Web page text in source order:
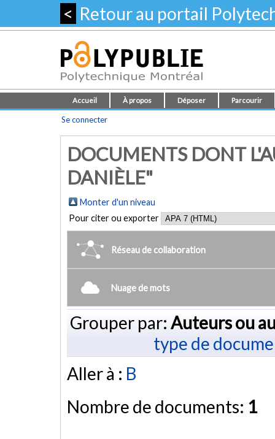
< Retour au portail
Accueil À propos Déposer Parcourir
Se connecter
DOCUMENTS DONT
DANIÈLE"
Monter d'un niveau
Pour citer ou exporter
Réseau de collaboration
Nuage de mots
Grouper par: Auteurs ou
type de
Aller à : B
Nombre de documents: 1